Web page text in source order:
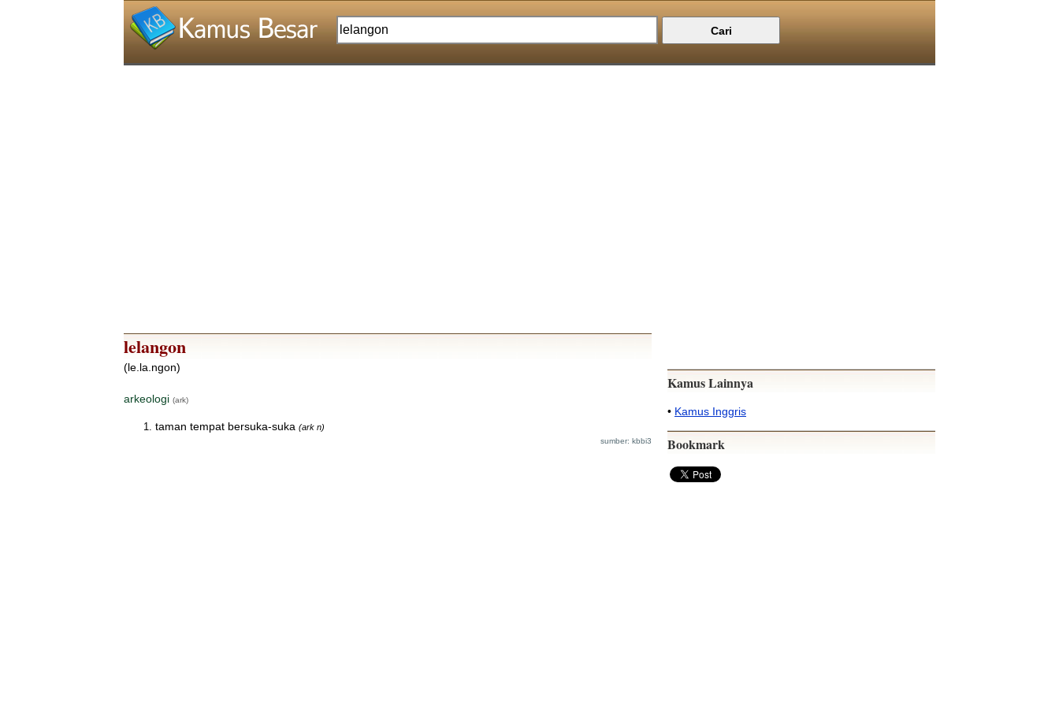
lelangon
(le.la.ngon)
arkeologi (ark)
taman tempat bersuka-suka (ark n)
sumber: kbbi3
Kamus Lainnya
• Kamus Inggris
Bookmark